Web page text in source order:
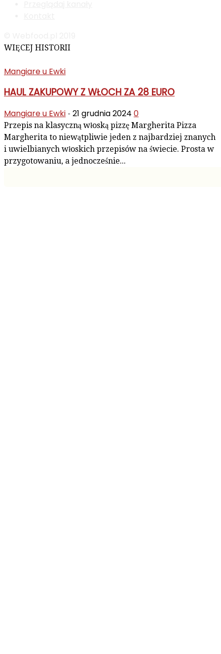
WIĘCEJ HISTORII
Mangiare u Ewki
HAUL ZAKUPOWY Z WŁOCH ZA 28 EURO
Mangiare u Ewki - 21 grudnia 2024 0
Przepis na klasyczną włoską pizzę Margherita Pizza
Margherita to niewątpliwie jeden z najbardziej znanych
i uwielbianych włoskich przepisów na świecie. Prosta w
przygotowaniu, a jednocześnie...